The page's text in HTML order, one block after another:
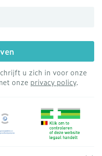
u zich in voor onze
onze privacy policy.